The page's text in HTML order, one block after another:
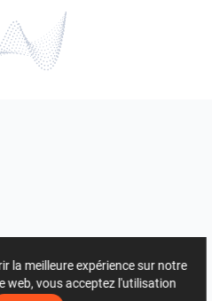
la meilleure expérience sur notre
web, vous acceptez l'utilisation